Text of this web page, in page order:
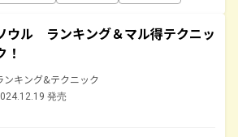
ウル ランキング＆マル得テクニッ
！
ンキング&テクニック
発売